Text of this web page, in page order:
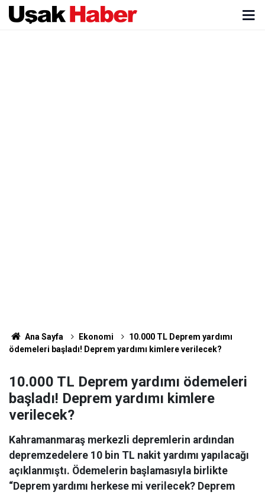
Ana Sayfa Ekonomi
10.000 TL Deprem yardımı
ödemeleri başladı! Deprem yardımı kimlere verilecek?
10.000 TL Deprem yardımı ödemeleri
başladı! Deprem yardımı kimlere
verilecek?
Kahramanmaraş merkezli depremlerin ardından
depremzedelere 10 bin TL nakit yardımı yapılacağı
açıklanmıştı. Ödemelerin başlamasıyla birlikte
“Deprem yardımı herkese mi verilecek? Deprem